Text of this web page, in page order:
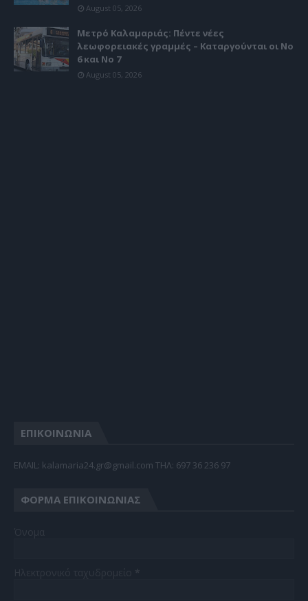
August 05, 2026
Μετρό Καλαμαριάς: Πέντε νέες
λεωφορειακές γραμμές – Καταργούνται οι Νο
6 και Νο 7
August 05, 2026
ΕΠΙΚΟΙΝΩΝΙΑ
EMAIL: kalamaria24.gr@gmail.com TΗΛ: 697 36 236 97
ΦΌΡΜΑ ΕΠΙΚΟΙΝΩΝΊΑΣ